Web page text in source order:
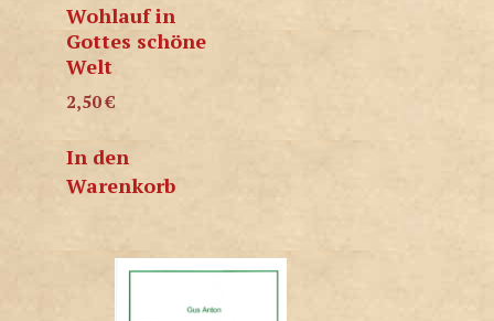
Wohlauf in
Gottes schöne
Welt
2,50€
In den
Warenkorb